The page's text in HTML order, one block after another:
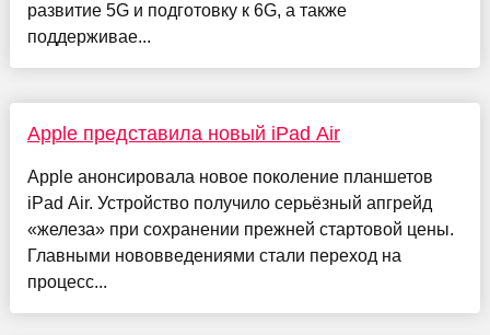
развитие 5G и подготовку к 6G, а также
поддерживае...
Apple представила новый iPad Air
Apple анонсировала новое поколение планшетов
iPad Air. Устройство получило серьёзный апгрейд
«железа» при сохранении прежней стартовой цены.
Главными нововведениями стали переход на
процесс...